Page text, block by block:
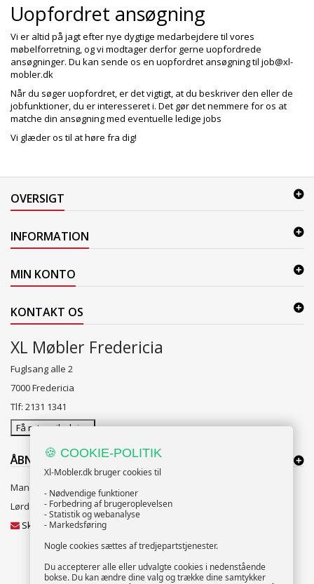
KONTORMØBLER
+
OPBEVARING
TÆPPER
LAMPER
ENTREMØBLER
Uopfordret ansøgning
Vi er altid på jagt efter nye dygtige medarbejdere til vores
møbelforretning, og vi modtager derfor gerne uopfordrede
ansøgninger. Du kan sende os en uopfordret ansøgning til job@xl-
mobler.dk
Når du søger uopfordret, er det vigtigt, at du beskriver den eller de
jobfunktioner, du er interesseret i. Det gør det nemmere for os at
matche din ansøgning med eventuelle ledige jobs
Vi glæder os til at høre fra dig!
OVERSIGT
INFORMATION
MIN KONTO
KONTAKT OS
XL Møbler Fredericia
Fuglsang alle 2
7000 Fredericia
Tlf: 2131 1341
Få rutevejledning
ÅBNINGSTIDER:
Mandag til Fredag 10:00 til 18:00
Lørdag og Søndag 10:00 til 16:00
Skriv til vores kundeservice
🍪 COOKIE-POLITIK
Xl-Mobler.dk bruger cookies til
- Nødvendige funktioner
- Forbedring af brugeroplevelsen
- Statistik og webanalyse
- Markedsføring
Nogle cookies sættes af tredjepartstjenester.
Du accepterer alle eller udvalgte cookies i nedenstående
bokse. Du kan ændre dine valg og trække dine samtykker